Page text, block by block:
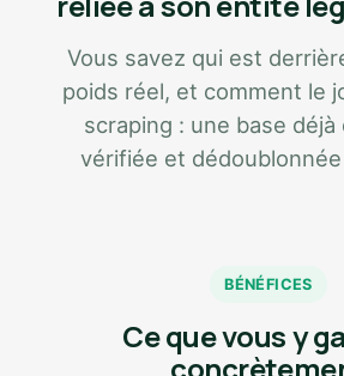
Vous savez qui est
poids réel, et comment le
scraping : une base
vérifiée et dédoublonnée
BÉNÉFICES
Ce que vous y